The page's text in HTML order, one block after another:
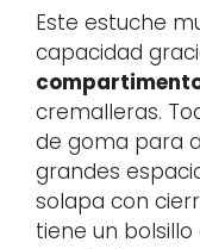
Este estuche
capacidad
cremalleras.
de goma para
grandes
solapa con
tiene un